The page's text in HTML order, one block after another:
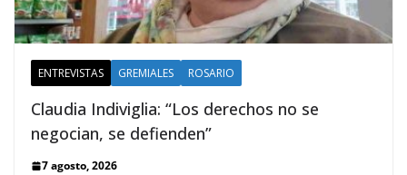
ENTREVISTAS GREMIALES ROSARIO
Claudia Indiviglia: “Los derechos no se
negocian, se defienden”
7 agosto, 2026